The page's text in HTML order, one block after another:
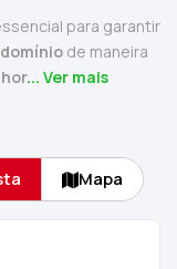
para garantir
de maneira
... Ver mais
Mapa